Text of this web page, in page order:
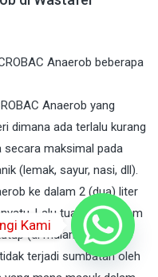
Anaerob beberapa
Anaerob yang
dimana ada terlalu kurang
secara maksimal pada
(lemak, sayur, nasi, dll).
ke dalam 2 (dua) liter
Lalu tuangkan dalam
(di malam hari).
terjadi sumbatan oleh
Kami